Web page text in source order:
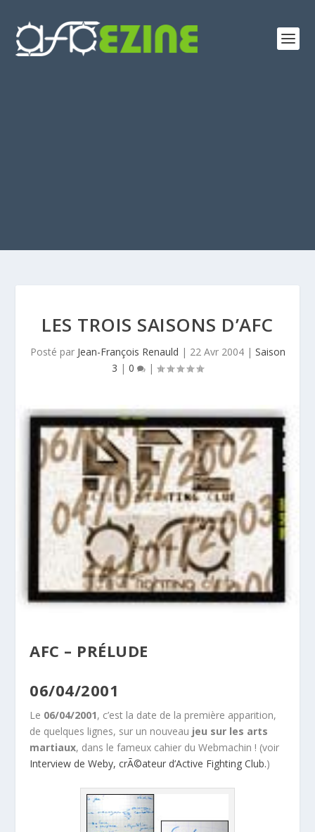
LES TROIS SAISONS D’AFC
Posté par Jean-François Renauld | 22 Avr 2004| Saison
3 | 0 |
AFC – PRÉLUDE
06/04/2001
Le 06/04/2001, c’est la date de la première apparition,
de quelques lignes, sur un nouveau jeu sur les arts
martiaux, dans le fameux cahier du Webmachin ! (voir
Interview de Weby, crÃ©ateur d’Active Fighting Club.)